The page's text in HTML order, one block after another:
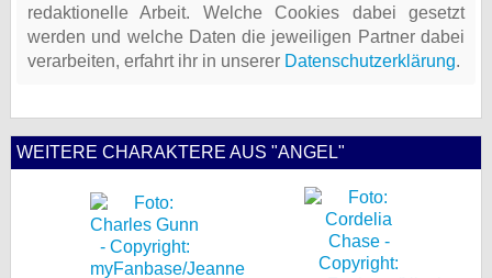
redaktionelle Arbeit. Welche Cookies dabei gesetzt
werden und welche Daten die jeweiligen Partner dabei
verarbeiten, erfahrt ihr in unserer Datenschutzerklärung.
WEITERE CHARAKTERE AUS "ANGEL"